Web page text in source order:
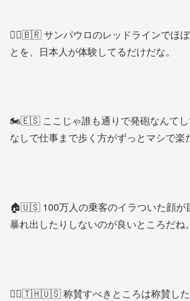
👱‍♂️🇧🇷 サンパウロのレッドラインでほ
とを、日本人が体験してるだけだな。
🏍️🇪🇸 ここじゃ誰も通りで発砲なんてし
なしで仕事まで歩く方がずっとマシで楽
🏠🇺🇸 100万人の乗客のイラついた顔が
暴れ出したりしないのが良いところだね。
🧔‍♂️🇹🇭🇺🇸 称賛すべきところは称賛した